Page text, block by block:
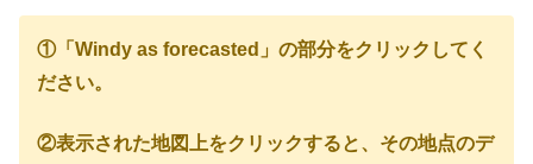
①「Windy as forecasted」の部分をクリックしてく
ださい。
②表示された地図上をクリックすると、その地点のデ